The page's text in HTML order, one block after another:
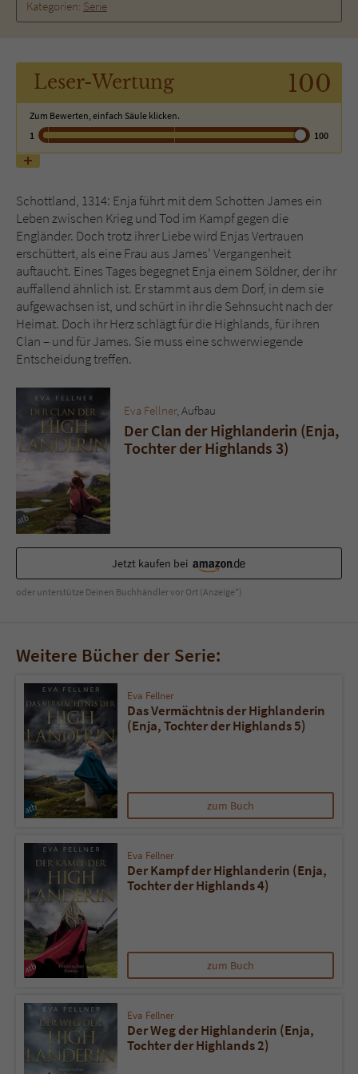
Kategorien: Serie
Leser-Wertung 100
Zum Bewerten, einfach Säule klicken.
1
100
Schottland, 1314: Enja führt mit dem Schotten James ein
Leben zwischen Krieg und Tod im Kampf gegen die
Engländer. Doch trotz ihrer Liebe wird Enjas Vertrauen
erschüttert, als eine Frau aus James' Vergangenheit
auftaucht. Eines Tages begegnet Enja einem Söldner, der ihr
auffallend ähnlich ist. Er stammt aus dem Dorf, in dem sie
aufgewachsen ist, und schürt in ihr die Sehnsucht nach der
Heimat. Doch ihr Herz schlägt für die Highlands, für ihren
Clan – und für James. Sie muss eine schwerwiegende
Entscheidung treffen.
Eva Fellner, Aufbau
Der Clan der Highlanderin (Enja,
Tochter der Highlands 3)
Jetzt kaufen bei
oder unterstütze Deinen Buchhändler vor Ort (Anzeige*)
Weitere Bücher der Serie:
Eva Fellner
Das Vermächtnis der Highlanderin
(Enja, Tochter der Highlands 5)
zum Buch
Eva Fellner
Der Kampf der Highlanderin (Enja,
Tochter der Highlands 4)
zum Buch
Eva Fellner
Der Weg der Highlanderin (Enja,
Tochter der Highlands 2)
Anbieter Literatur-Couch Medien GmbH & Co. KG
Laufzeit 1 Jahr
Zweck Cookie für Kommentare einzelner Buchtitel
Name fe_typo_user
Anbieter Literatur-Couch Medien GmbH & Co. KG
Laufzeit Session
Zweck
Dieses Cookie gewährleistet die
Kommunikation der Webseite mit dem
Benutzer. Es wird benötigt um z. B. den
Sicherheitscode des Kontaktformulars zu